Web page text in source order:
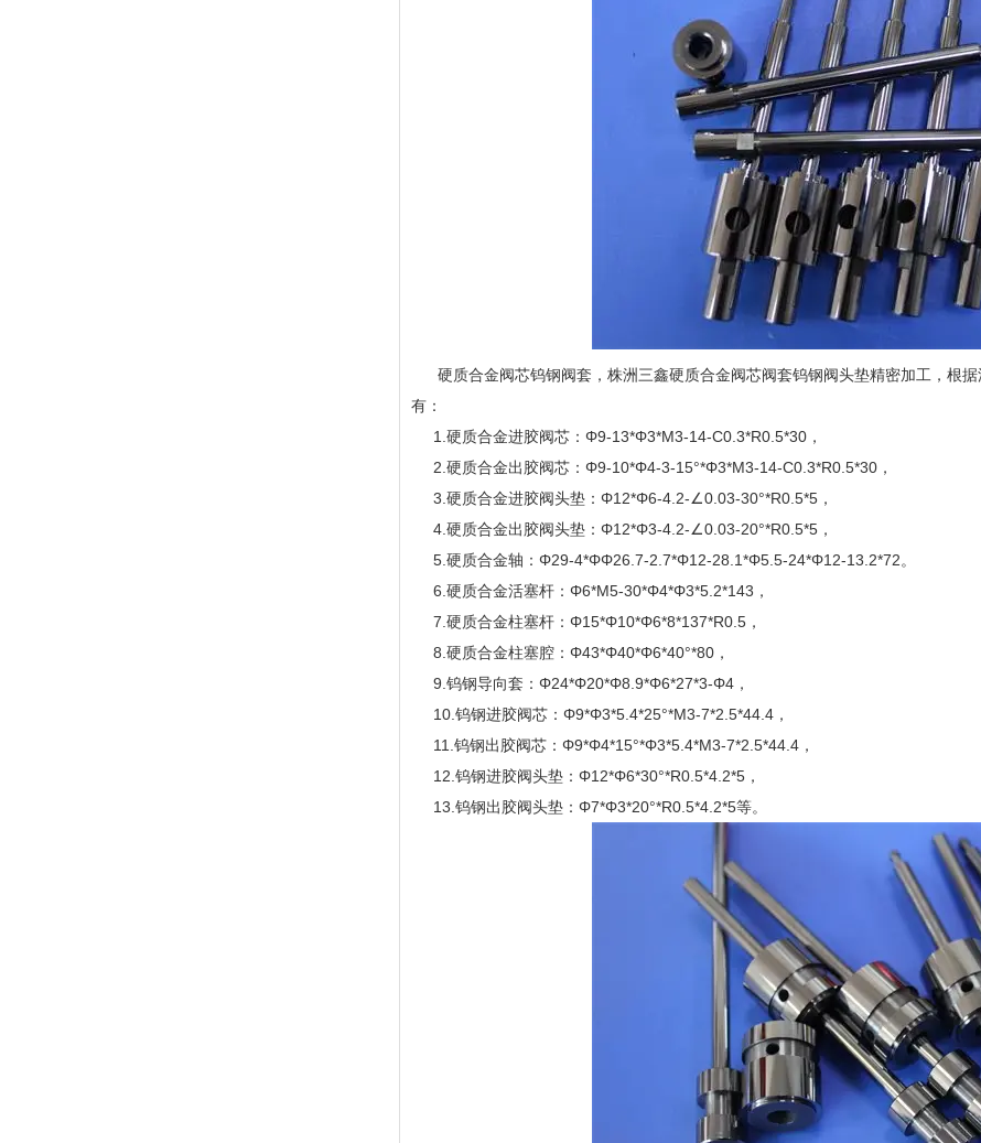
硬质合金阀芯钨钢阀套，株洲三鑫硬质合金阀芯阀套钨钢阀头垫精密加工，根
有：
1.硬质合金进胶阀芯：Φ9-13*Φ3*M3-14-C0.3*R0.5*30，
2.硬质合金出胶阀芯：Φ9-10*Φ4-3-15°*Φ3*M3-14-C0.3*R0.5*30，
3.硬质合金进胶阀头垫：Φ12*Φ6-4.2-∠0.03-30°*R0.5*5，
4.硬质合金出胶阀头垫：Φ12*Φ3-4.2-∠0.03-20°*R0.5*5，
5.硬质合金轴：Φ29-4*ΦΦ26.7-2.7*Φ12-28.1*Φ5.5-24*Φ12-13.2*72。
6.硬质合金活塞杆：Φ6*M5-30*Φ4*Φ3*5.2*143，
7.硬质合金柱塞杆：Φ15*Φ10*Φ6*8*137*R0.5，
8.硬质合金柱塞腔：Φ43*Φ40*Φ6*40°*80，
9.钨钢导向套：Φ24*Φ20*Φ8.9*Φ6*27*3-Φ4，
10.钨钢进胶阀芯：Φ9*Φ3*5.4*25°*M3-7*2.5*44.4，
11.钨钢出胶阀芯：Φ9*Φ4*15°*Φ3*5.4*M3-7*2.5*44.4，
12.钨钢进胶阀头垫：Φ12*Φ6*30°*R0.5*4.2*5，
13.钨钢出胶阀头垫：Φ7*Φ3*20°*R0.5*4.2*5等。